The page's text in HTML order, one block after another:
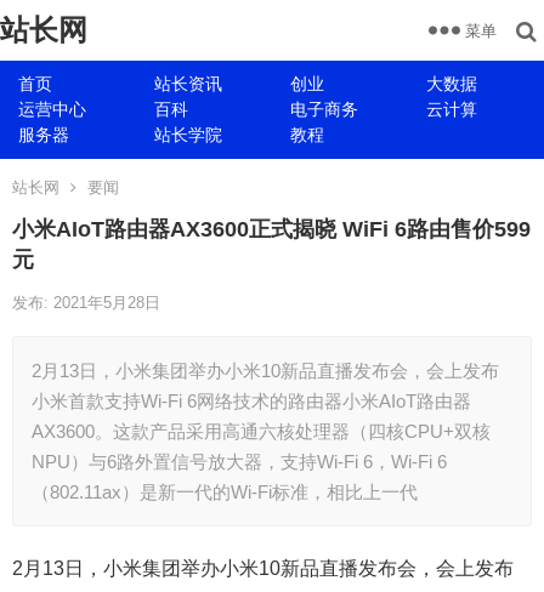
站长网
首页 站长资讯 创业
大数据
运营中心
百科 电子商务
云计算
服务器
站长学院 教程
菜单
站长网 要闻
小米AIoT路由器AX3600正式揭晓 WiFi 6路由售价599
元
发布: 2021年5月28日
2月13日，小米集团举办小米10新品直播发布会，会上发布
小米首款支持Wi-Fi 6网络技术的路由器小米AIoT路由器
AX3600。这款产品采用高通六核处理器（四核CPU+双核
NPU）与6路外置信号放大器，支持Wi-Fi 6，Wi-Fi 6
（802.11ax）是新一代的Wi-Fi标准，相比上一代
2月13日，小米集团举办小米10新品直播发布会，会上发布